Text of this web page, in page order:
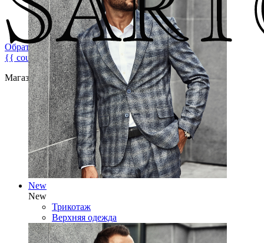
Обратная связь
{{ count }}
Магазин брендовой мужской одежды
New
New
Трикотаж
Верхняя одежда